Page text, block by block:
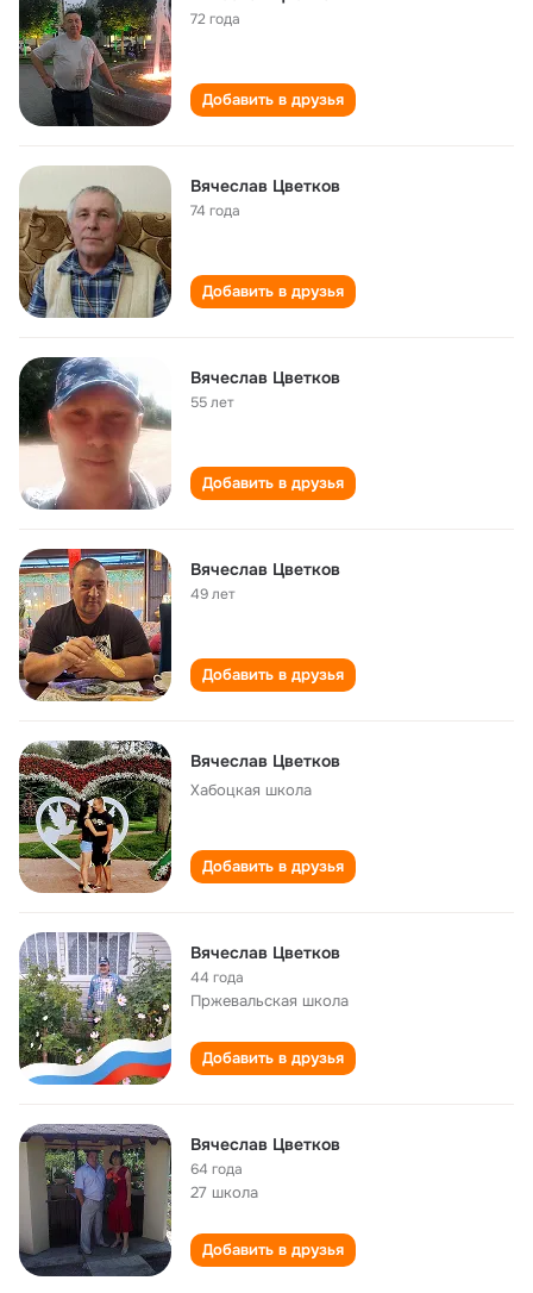
72 года
Добавить в друзья
Вячеслав Цветков
74 года
Добавить в друзья
Вячеслав Цветков
55 лет
Добавить в друзья
Вячеслав Цветков
49 лет
Добавить в друзья
Вячеслав Цветков
Хабоцкая школа
Добавить в друзья
Вячеслав Цветков
44 года
Пржевальская школа
Добавить в друзья
Вячеслав Цветков
64 года
27 школа
Добавить в друзья